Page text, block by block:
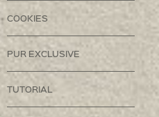
COOKIES
PUR EXCLUSIVE
TUTORIAL